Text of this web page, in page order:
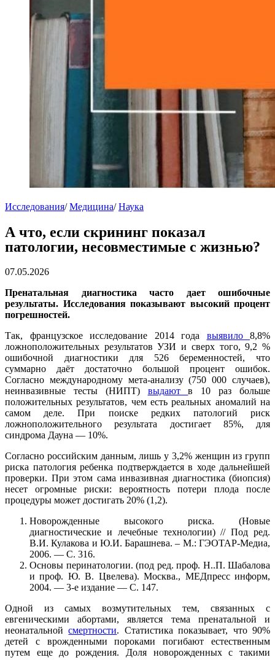
Исследования/Медицина/Наука
А что, если скрининг показал
патологии, несовместимые с жизнью?
07.05.2026
Пренатальная диагностика часто дает ошибочные
результаты. Исследования показывают высокий процент
погрешностей.
Так, французское исследование 2014 года выявило 8,8%
ложноположительных результатов УЗИ и сверх того, 9,2 %
ошибочной диагностики для 526 беременностей, что
суммарно даёт достаточно большой процент ошибок.
Согласно международному мета-анализу (750 000 случаев),
неинвазивные тесты (НИПТ) выдаютв 10 раз больше
положительных результатов, чем есть реальных аномалий на
самом деле. При поиске редких патологий риск
ложноположительного результата достигает 85%, для
синдрома Дауна — 10%.
Согласно российским данным, лишь у 3,2% женщин из групп
риска патология ребенка подтверждается в ходе дальнейшей
проверки. При этом сама инвазивная диагностика (биопсия)
несет огромные риски: вероятность потери плода после
процедуры может достигать 20% (1,2).
Новорожденные высокого риска. (Новые
диагностические и лечебные технологии) // Под ред.
В.И. Кулакова и Ю.И. Барашнева. – М.: ГЭОТАР-Медиа,
2006. — С. 316.
Oсновы перинатологии. (под ред. проф. Н..П. Шабалова
и проф. Ю. В. Цвелева). Москва., МЕДпресс информ,
2004. — 3-е издание — С. 147.
Одной из самых возмутительных тем, связанных с
евгеническими абортами, является тема пренатальной и
неонатальнойсмертности. Статистика показывает, что 90%
детей с врожденными пороками погибают естественным
путем еще до рождения. Доля новорожденных с такими